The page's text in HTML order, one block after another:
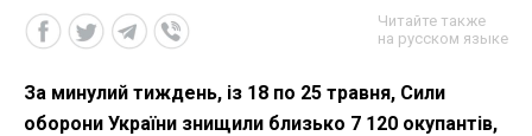
Читайте также
на русском языке
За минулий тиждень, із 18 по 25 травня, Сили
оборони України знищили близько 7 120 окупантів,